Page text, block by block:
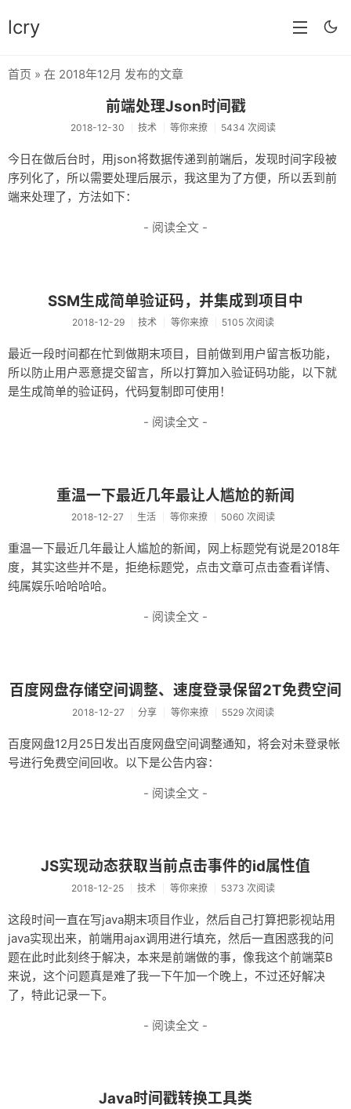
lcry
分类
分享
技术
归档
友链
首页 » 在 2018年12月 发布的文章
前端处理Json时间戳
2018-12-30 技术 等你来撩 5434 次阅读
今日在做后台时，用json将数据传递到前端后，发现时间字段被
序列化了，所以需要处理后展示，我这里为了方便，所以丢到前
端来处理了，方法如下：
- 阅读全文 -
SSM生成简单验证码，并集成到项目中
2018-12-29 技术 等你来撩 5105 次阅读
最近一段时间都在忙到做期末项目，目前做到用户留言板功能，
所以防止用户恶意提交留言，所以打算加入验证码功能，以下就
是生成简单的验证码，代码复制即可使用！
- 阅读全文 -
重温一下最近几年最让人尴尬的新闻
2018-12-27 生活 等你来撩 5060 次阅读
重温一下最近几年最让人尴尬的新闻，网上标题党有说是2018年
度，其实这些并不是，拒绝标题党，点击文章可点击查看详情、
纯属娱乐哈哈哈哈。
- 阅读全文 -
百度网盘存储空间调整、速度登录保留2T免费空间
2018-12-27 分享 等你来撩 5529 次阅读
百度网盘12月25日发出百度网盘空间调整通知，将会对未登录帐
号进行免费空间回收。以下是公告内容：
- 阅读全文 -
JS实现动态获取当前点击事件的id属性值
2018-12-25 技术 等你来撩 5373 次阅读
这段时间一直在写java期末项目作业，然后自己打算把影视站用
java实现出来，前端用ajax调用进行填充，然后一直困惑我的问
题在此时此刻终于解决，本来是前端做的事，像我这个前端菜B
来说，这个问题真是难了我一下午加一个晚上，不过还好解决
了，特此记录一下。
- 阅读全文 -
Java时间戳转换工具类